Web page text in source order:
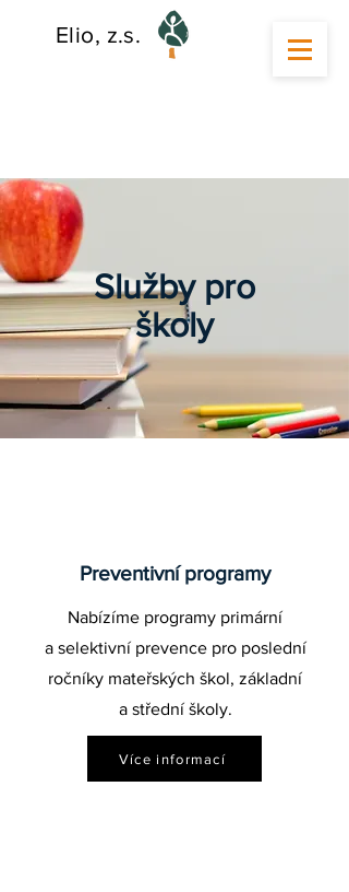
Elio, z.s.
Služby pro
školy
Preventivní programy
Nabízíme programy primární
a selektivní prevence pro poslední
ročníky mateřských škol, základní
a střední školy.
Více informací